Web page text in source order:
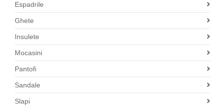
Espadrile
Ghete
Insulete
Mocasini
Pantofi
Sandale
Slapi